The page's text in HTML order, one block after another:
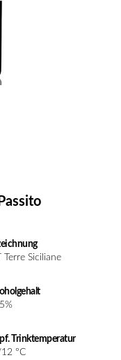
Terre Siciliane
Trinktemperatur
°C